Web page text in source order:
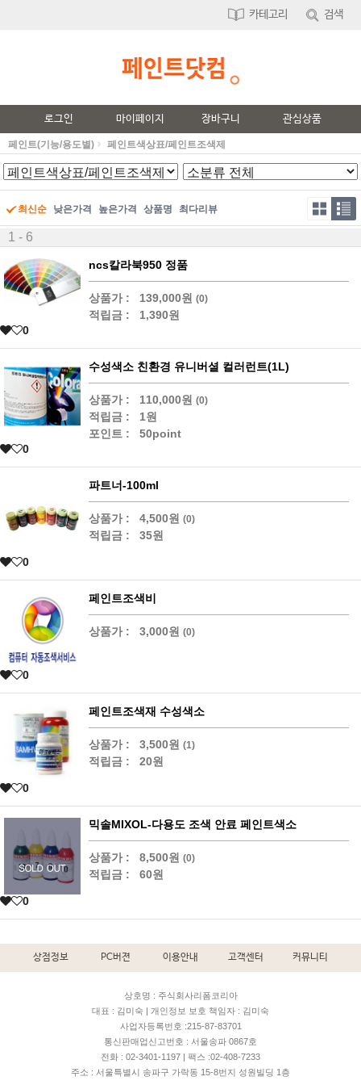
카테고리 검색
로그인 마이페이지 장바구니 관심상품
페인트(기능/용도별) 페인트색상표/페인트조색제
최신순 낮은가격 높은가격 상품명 최다리뷰
1 - 6
ncs칼라북950 정품
상품가 : 139,000원 (0)
적립금 :
1,390원
0
수성색소 친환경 유니버셜 컬러런트(1L)
상품가 : 110,000원 (0)
적립금 :
1원
포인트 :
50point
0
파트너-100ml
상품가 : 4,500원 (0)
적립금 : 35원
0
페인트조색비
상품가 : 3,000원 (0)
0
페인트조색재 수성색소
상품가 : 3,500원 (1)
적립금 : 20원
0
믹솔MIXOL-다용도 조색 안료 페인트색소
상품가 : 8,500원 (0)
적립금 : 60원
0
상점정보 PC버젼 이용안내 고객센터 커뮤니티
상호명 : 주식회사리폼코리아
대표 : 김미숙 | 개인정보 보호 책임자 : 김미숙
사업자등록번호 :215-87-83701
통신판매업신고번호 : 서울송파 0867호
전화 : 02-3401-1197 | 팩스 :02-408-7233
주소 : 서울특별시 송파구 가락동 15-8번지 성원빌딩 1층